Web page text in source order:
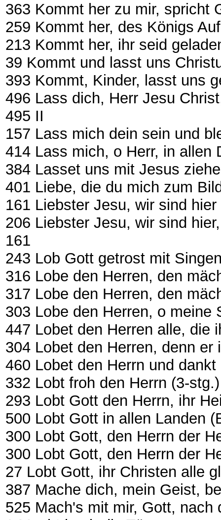
363 Kommt her zu mir, spricht
259 Kommt her, des Königs
213 Kommt her, ihr seid
39 Kommt und lasst uns
393 Kommt, Kinder, lasst uns
496 Lass dich, Herr Jesu
495 II
157 Lass mich dein sein und
414 Lass mich, o Herr, in
384 Lasset uns mit Jesus
401 Liebe, die du mich zum
161 Liebster Jesu, wir sind
206 Liebster Jesu, wir sind
161
243 Lob Gott getrost mit
316 Lobe den Herren, den
317 Lobe den Herren, den
303 Lobe den Herren, o
447 Lobet den Herren alle, die
304 Lobet den Herren, denn
460 Lobet den Herrn und
332 Lobt froh den Herrn (3-
293 Lobt Gott den Herrn, ihr
500 Lobt Gott in allen Landen
300 Lobt Gott, den Herrn der
300 Lobt Gott, den Herrn der
27 Lobt Gott, ihr Christen alle
387 Mache dich, mein Geist,
525 Mach's mit mir, Gott,